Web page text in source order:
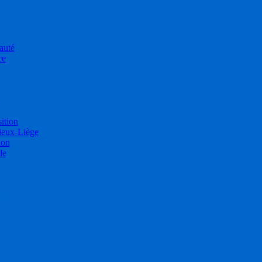
Liège